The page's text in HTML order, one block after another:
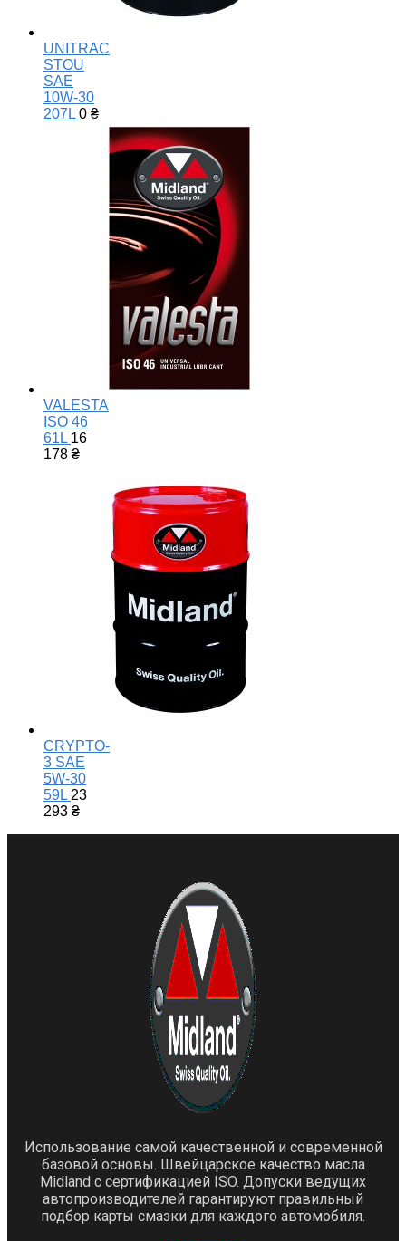
UNITRAC
STOU
SAE
10W-30
207L 0 ₴
VALESTA
ISO 46
61L 16
178 ₴
CRYPTO-
3 SAE
5W-30
59L 23
293 ₴
Использование самой качественной и современной
базовой основы. Швейцарское качество масла
Midland с сертификацией ISO. Допуски ведущих
автопроизводителей гарантируют правильный
подбор карты смазки для каждого автомобиля.